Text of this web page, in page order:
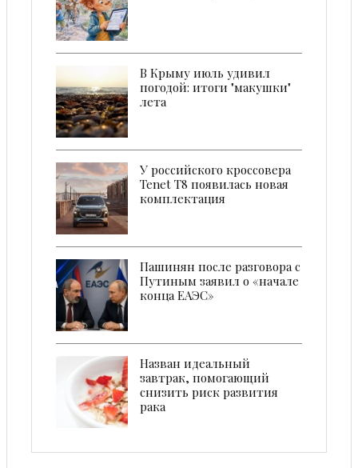
В Крыму июль удивил
погодой: итоги "макушки"
лета
У российского кроссовера
Tenet T8 появилась новая
комплектация
Пашинян после разговора с
Путиным заявил о «начале
конца ЕАЭС»
Назван идеальный
завтрак, помогающий
снизить риск развития
рака